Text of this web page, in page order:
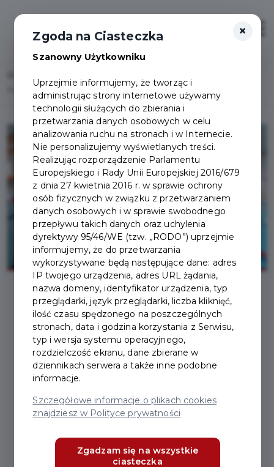
Pruszczańskie kryte pływalnie w okresie wakacyjnym
2023-06-27
PRUSZCZAŃSKIE KRYTE
PŁYWALNIE W OKRESIE
WAKACYJNYM
pływalni w okresie wakacyjnym. Poniżej znajdują się
dni i godziny ich funkcjonowania:
×
Zgoda na Ciasteczka
Szanowny Użytkowniku
Uprzejmie informujemy, że tworząc i
administrując strony internetowe używamy
technologii służących do zbierania i
przetwarzania danych osobowych w celu
analizowania ruchu na stronach i w Internecie.
Nie personalizujemy wyświetlanych treści.
Realizując rozporządzenie Parlamentu
Europejskiego i Rady Unii Europejskiej 2016/679
z dnia 27 kwietnia 2016 r. w sprawie ochrony
osób fizycznych w związku z przetwarzaniem
danych osobowych i w sprawie swobodnego
przepływu takich danych oraz uchylenia
dyrektywy 95/46/WE (tzw. „RODO”) uprzejmie
informujemy, że do przetwarzania
wykorzystywane będą następujące dane: adres
IP twojego urządzenia, adres URL żądania,
nazwa domeny, identyfikator urządzenia, typ
przeglądarki, język przeglądarki, liczba kliknięć,
ilość czasu spędzonego na poszczególnych
stronach, data i godzina korzystania z Serwisu,
typ i wersja systemu operacyjnego,
rozdzielczość ekranu, dane zbierane w
dziennikach serwera a także inne podobne
informacje.
Szczegółowe informacje o plikach cookies
znajdziesz w Polityce prywatności
Zgadzam się na wszystkie
ciasteczka